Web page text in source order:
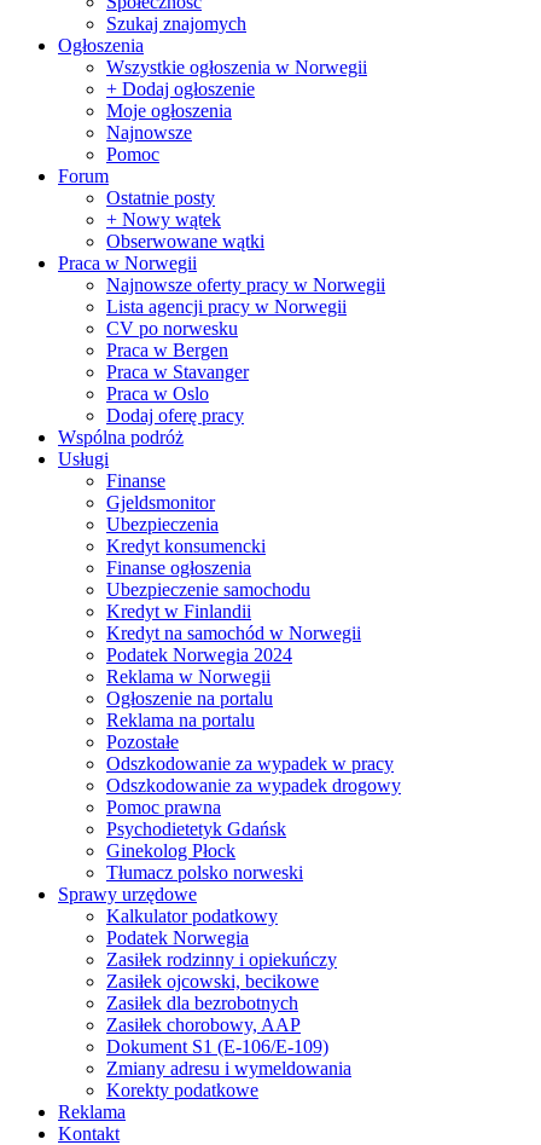
Szukaj znajomych
Ogłoszenia
Wszystkie ogłoszenia w Norwegii
+ Dodaj ogłoszenie
Moje ogłoszenia
Najnowsze
Pomoc
Forum
Ostatnie posty
+ Nowy wątek
Obserwowane wątki
Praca w Norwegii
Najnowsze oferty pracy w Norwegii
Lista agencji pracy w Norwegii
CV po norwesku
Praca w Bergen
Praca w Stavanger
Praca w Oslo
Dodaj oferę pracy
Wspólna podróż
Usługi
Finanse
Gjeldsmonitor
Ubezpieczenia
Kredyt konsumencki
Finanse ogłoszenia
Ubezpieczenie samochodu
Kredyt w Finlandii
Kredyt na samochód w Norwegii
Podatek Norwegia 2024
Reklama w Norwegii
Ogłoszenie na portalu
Reklama na portalu
Pozostałe
Odszkodowanie za wypadek w pracy
Odszkodowanie za wypadek drogowy
Pomoc prawna
Psychodietetyk Gdańsk
Ginekolog Płock
Tłumacz polsko norweski
Sprawy urzędowe
Kalkulator podatkowy
Podatek Norwegia
Zasiłek rodzinny i opiekuńczy
Zasiłek ojcowski, becikowe
Zasiłek dla bezrobotnych
Zasiłek chorobowy, AAP
Dokument S1 (E-106/E-109)
Zmiany adresu i wymeldowania
Korekty podatkowe
Reklama
Kontakt